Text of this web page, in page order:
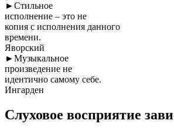
►Стильное
исполнение – это не
копия с исполнения данного
времени.
Яворский
►Музыкальное
произведение не
идентично самому себе.
Ингарден
Слуховое восприятие